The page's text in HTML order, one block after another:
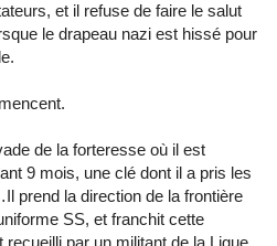
et il refuse de faire le salut
le drapeau nazi est hissé pour
de la forteresse où il est
9 mois, une clé dont il a pris les
prend la direction de la frontière
SS, et franchit cette